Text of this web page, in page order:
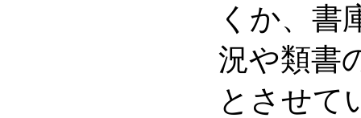
くか、書
況や類書
とさせて